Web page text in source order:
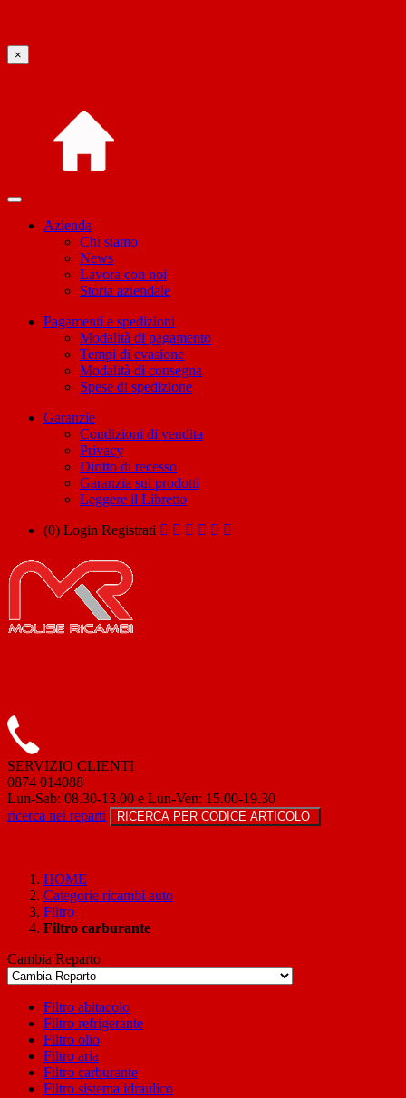
×
Azienda
Chi siamo
News
Lavora con noi
Storia aziendale
Pagamenti e spedizioni
Modalità di pagamento
Tempi di evasione
Modalità di consegna
Spese di spedizione
Garanzie
Condizioni di vendita
Privacy
Diritto di recesso
Garanzia sui prodotti
Leggere il Libretto
(0) Login Registrati
SERVIZIO CLIENTI
0874 014088
Lun-Sab: 08.30-13.00 e Lun-Ven: 15.00-19.30
ricerca nei reparti
RICERCA PER CODICE ARTICOLO
HOME
Categorie ricambi auto
Filtro
Filtro carburante
Cambia Reparto
Filtro abitacolo
Filtro refrigerante
Filtro olio
Filtro aria
Filtro carburante
Filtro sistema idraulico